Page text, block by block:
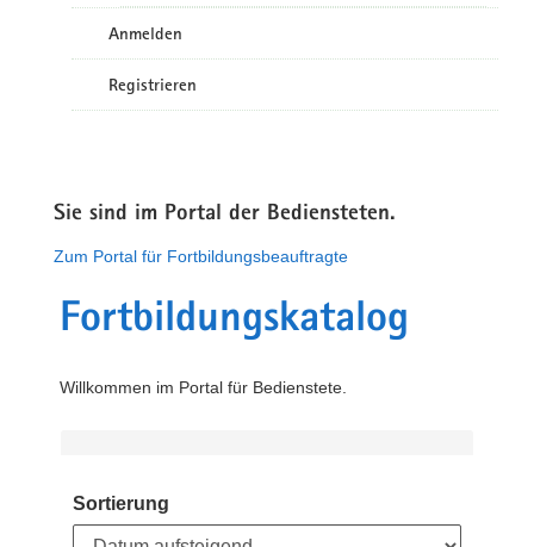
Anmelden
Registrieren
Sie sind im Portal der Bediensteten.
Zum Portal für Fortbildungsbeauftragte
Fortbildungskatalog
Willkommen im Portal für Bedienstete.
Sortierung